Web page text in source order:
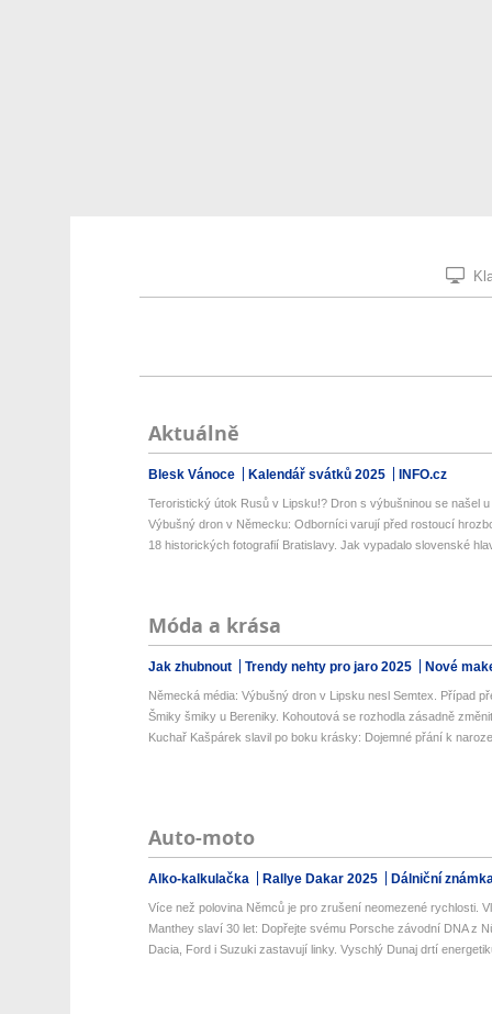
Aktuálně
Blesk Vánoce Kalendář svátků 2025 INFO.cz
Teroristický útok Rusů v Lipsku!? Dron s výbušninou se našel u
Výbušný dron v Německu: Odborníci varují před rostoucí
18 historických fotografií Bratislavy. Jak vypadalo slovenské
Móda a krása
Jak zhubnout Trendy nehty pro jaro 2025 Nové
Německá média: Výbušný dron v Lipsku nesl Semtex. Případ
Šmiky šmiky u Bereniky. Kohoutová se rozhodla zásadně
Kuchař Kašpárek slavil po boku krásky: Dojemné přání k
Auto-moto
Alko-kalkulačka Rallye Dakar 2025 Dálniční
Více než polovina Němců je pro zrušení neomezené rychlosti.
Manthey slaví 30 let: Dopřejte svému Porsche závodní DNA z
Dacia, Ford i Suzuki zastavují linky. Vyschlý Dunaj drtí